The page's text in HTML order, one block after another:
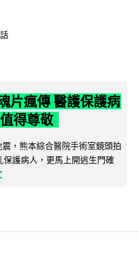
片瘋傳 醫護保護病
得尊敬
，熊本綜合醫院手術室鏡頭拍
護病人，更馬上開逃生門確